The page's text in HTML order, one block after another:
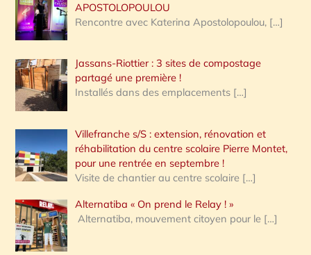
APOSTOLOPOULOU
Rencontre avec Katerina Apostolopoulou, […]
Jassans-Riottier : 3 sites de compostage
partagé une première !
Installés dans des emplacements […]
Villefranche s/S : extension, rénovation et
réhabilitation du centre scolaire Pierre Montet,
pour une rentrée en septembre !
Visite de chantier au centre scolaire […]
Alternatiba « On prend le Relay ! »
Alternatiba, mouvement citoyen pour le […]